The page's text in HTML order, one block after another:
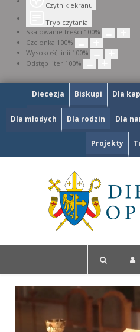
Czytnik ekranu
Tryb czytania
Skalowanie treści 100%
Czcionka 100%
Wysokość linii 100%
Odstęp liter 100%
Diecezja Biskupi Dla
Dla młodych Dla rodzin Dla
Projekty